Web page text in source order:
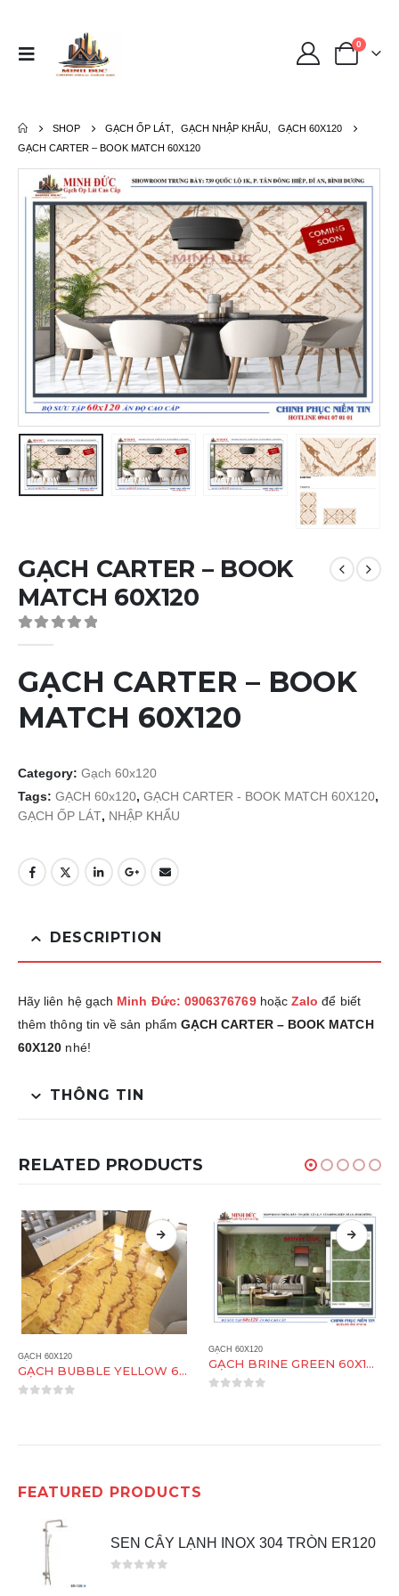
0
SHOP GẠCH ỐP LÁT, GẠCH NHẬP KHẨU,
GẠCH 60X120
GẠCH CARTER – BOOK MATCH 60X120
GẠCH CARTER – BOOK
MATCH 60X120
0out of 5
GẠCH CARTER – BOOK
MATCH 60X120
Category: Gạch 60x120
Tags: GẠCH 60x120, GẠCH CARTER - BOOK MATCH 60X120,
GẠCH ỐP LÁT, NHẬP KHẨU
DESCRIPTION
Hãy liên hệ gạch Minh Đức: 0906376769hoặcZalođể biết
thêm thông tin về sản phẩm GẠCH CARTER – BOOK MATCH
60X120 nhé!
THÔNG TIN
RELATED PRODUCTS
GẠCH 60X120
GẠCH BUBBLE YELLOW 60X120
GẠCH 60X120
GẠCH BRINE GREEN 60X120
FEATURED PRODUCTS
SEN CÂY LẠNH INOX 304 TRÒN ER120